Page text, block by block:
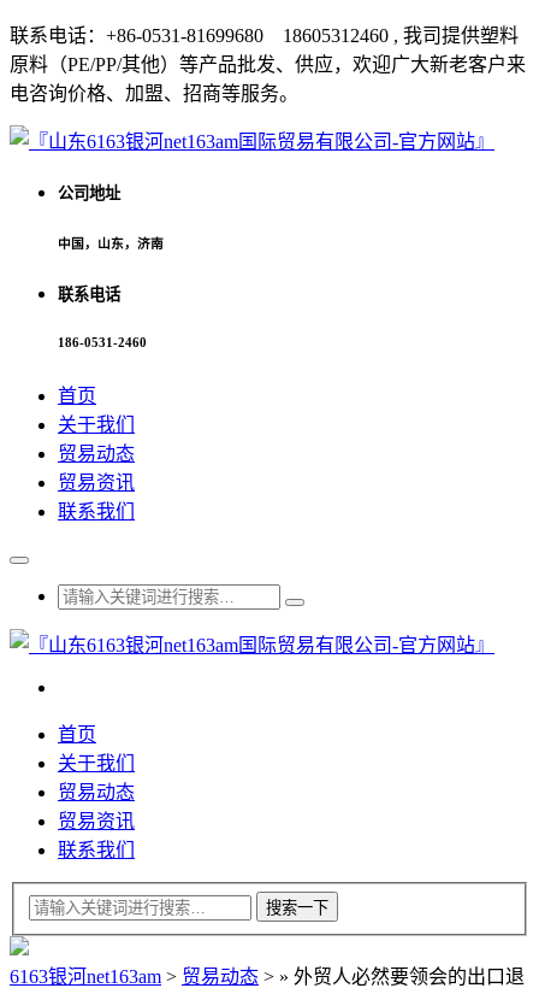
联系电话：+86-0531-81699680 18605312460 , 我司提供塑料
原料（PE/PP/其他）等产品批发、供应，欢迎广大新老客户来
电咨询价格、加盟、招商等服务。
公司地址
中国，山东，济南
联系电话
186-0531-2460
首页
关于我们
贸易动态
贸易资讯
联系我们
首页
关于我们
贸易动态
贸易资讯
联系我们
6163银河net163am > 贸易动态 > » 外贸人必然要领会的出口退